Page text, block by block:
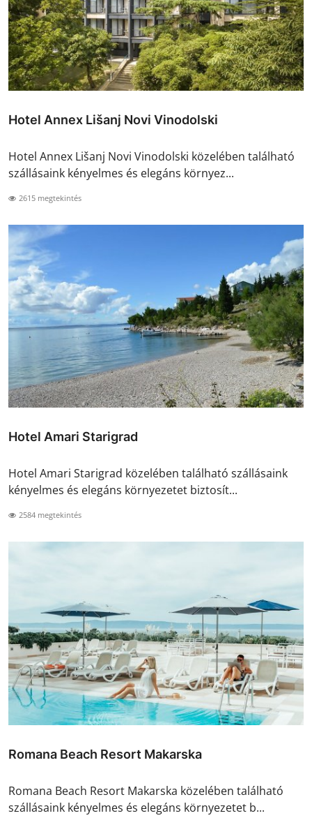
Hotel Annex Lišanj Novi Vinodolski
Hotel Annex Lišanj Novi Vinodolski közelében található
szállásaink kényelmes és elegáns környez...
2615 megtekintés
Hotel Amari Starigrad
Hotel Amari Starigrad közelében található szállásaink
kényelmes és elegáns környezetet biztosít...
2584 megtekintés
Romana Beach Resort Makarska
Romana Beach Resort Makarska közelében található
szállásaink kényelmes és elegáns környezetet b...